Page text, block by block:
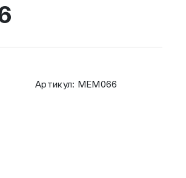
Артикул: МЕМ066